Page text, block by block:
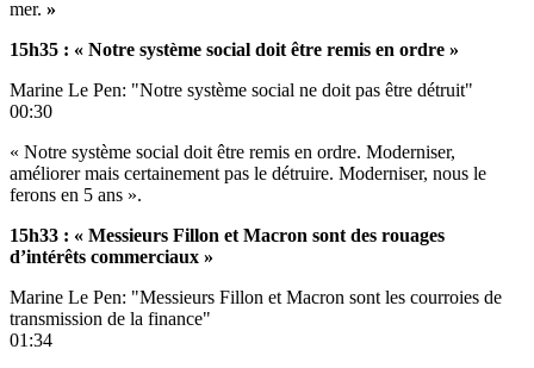
mer. »
15h35 : « Notre système social doit être remis en ordre »
Marine Le Pen: "Notre système social ne doit pas être détruit"
00:30
« Notre système social doit être remis en ordre. Moderniser,
améliorer mais certainement pas le détruire. Moderniser, nous le
ferons en 5 ans ».
15h33 : « Messieurs Fillon et Macron sont des rouages
d’intérêts commerciaux »
Marine Le Pen: "Messieurs Fillon et Macron sont les courroies de
transmission de la finance"
01:34